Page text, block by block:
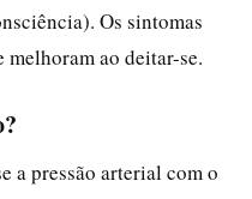
Os sintomas
ao deitar-se.
a pressão arterial com o